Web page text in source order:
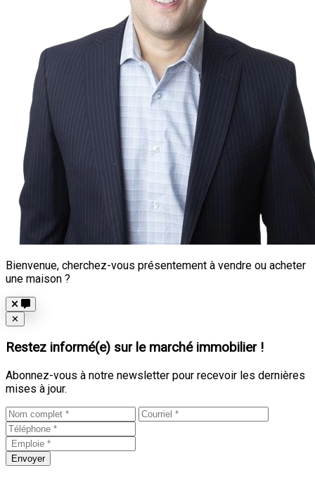
Bienvenue, cherchez-vous présentement à vendre ou acheter
une maison ?
Close
✕
Restez informé(e) sur le marché immobilier !
Abonnez-vous à notre newsletter pour recevoir les dernières
mises à jour.
Envoyer